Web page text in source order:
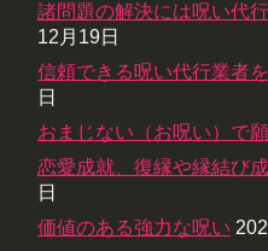
諸問題の解決には呪い代
12月19日
信頼できる呪い代行業者
日
おまじない（お呪い）で
恋愛成就、復縁や縁結び
日
価値のある強力な呪い